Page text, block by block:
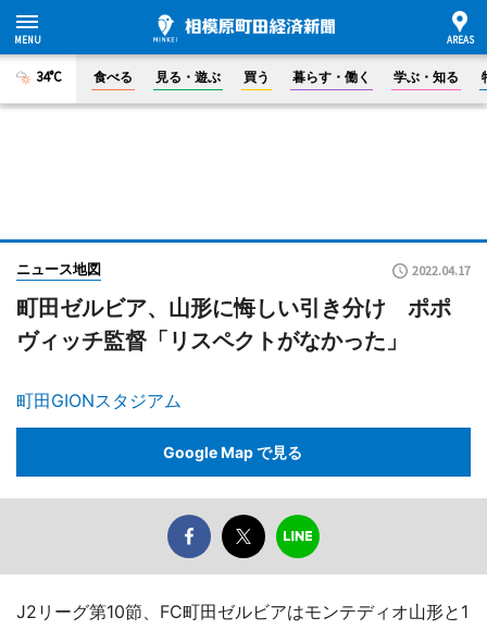
34°C 食べる 見る・遊ぶ 買う 暮らす・働く 学ぶ・知る
ニュース地図 2022.04.17
町田ゼルビア、山形に悔しい引き分け ポポ
ヴィッチ監督「リスペクトがなかった」
町田GIONスタジアム
Google Map で見る
J2リーグ第10節、FC町田ゼルビアはモンテディオ山形と1